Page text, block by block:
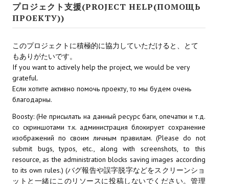
Корсары 3 Сундук мертвеца Remaster Fan Edition
Sea Dogs - City of Abandoned Ships Remaster Fan Edition
Sea Dogs Remaster Fan Edition
НОВОСТИ ПОРТАЛА
Новости
Новости Архив
МОДЫ ДЛЯ ИГР
Патчи
プロジェクト支援(PROJECT HELP(ПОМОЩЬ
ПРОЕКТУ))
このプロジェクトに積極的に協力していただけると、とて
もありがたいです。
If you want to actively help the project, we would be very
grateful.
Если хотите активно помочь проекту, то мы будем очень
благодарны.
Boosty: (Не присылать на данный ресурс баги, опечатки и т.д.
со скриншотами т.к. администрация блокирует сохранение
изображений по своим личным правилам. (Please do not
submit bugs, typos, etc., along with screenshots, to this
resource, as the administration blocks saving images according
to its own rules.) (バグ報告や誤字脱字などをスクリーンショ
ットと一緒にこのリソースに投稿しないでください。管理